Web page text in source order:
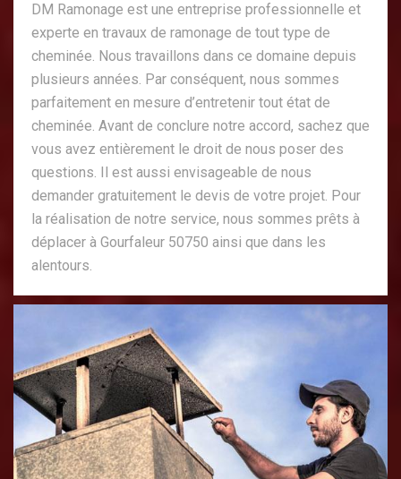
DM Ramonage est une entreprise professionnelle et
experte en travaux de ramonage de tout type de
cheminée. Nous travaillons dans ce domaine depuis
plusieurs années. Par conséquent, nous sommes
parfaitement en mesure d’entretenir tout état de
cheminée. Avant de conclure notre accord, sachez que
vous avez entièrement le droit de nous poser des
questions. Il est aussi envisageable de nous
demander gratuitement le devis de votre projet. Pour
la réalisation de notre service, nous sommes prêts à
déplacer à Gourfaleur 50750 ainsi que dans les
alentours.